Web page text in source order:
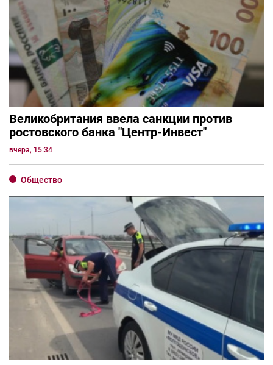
Великобритания ввела санкции против
ростовского банка "Центр-Инвест"
вчера, 15:34
Общество